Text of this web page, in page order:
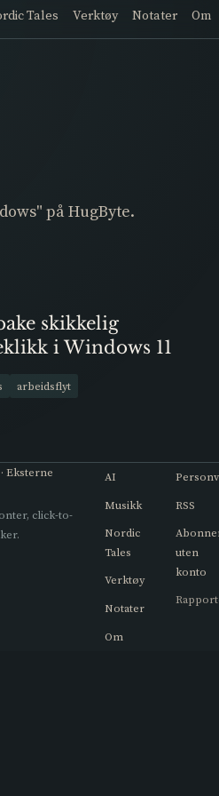
Tales Verktøy Notater Om
på HugByte.
skikkelig
i Windows 11
arbeidsflyt
Eksterne
click-to-
AI
Musikk
Nordic
Tales
Verktøy
Notater
Om
RSS
uten
konto